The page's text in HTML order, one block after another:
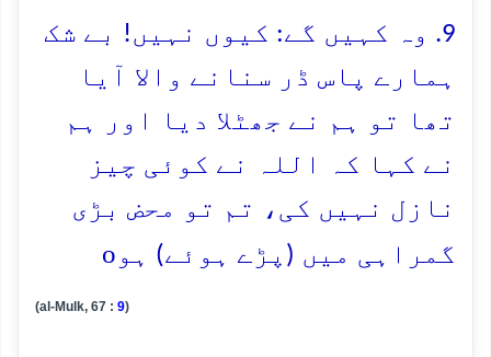
9. وہ کہیں گے: کیوں نہیں! بے شک
ہمارے پاس ڈر سنانے والا آیا
تھا تو ہم نے جھٹلا دیا اور ہم
نے کہا کہ اللہ نے کوئی چیز
نازل نہیں کی، تم تو محض بڑی
گمراہی میں (پڑے ہوئے) ہو o
(al-Mulk, 67 : 9)